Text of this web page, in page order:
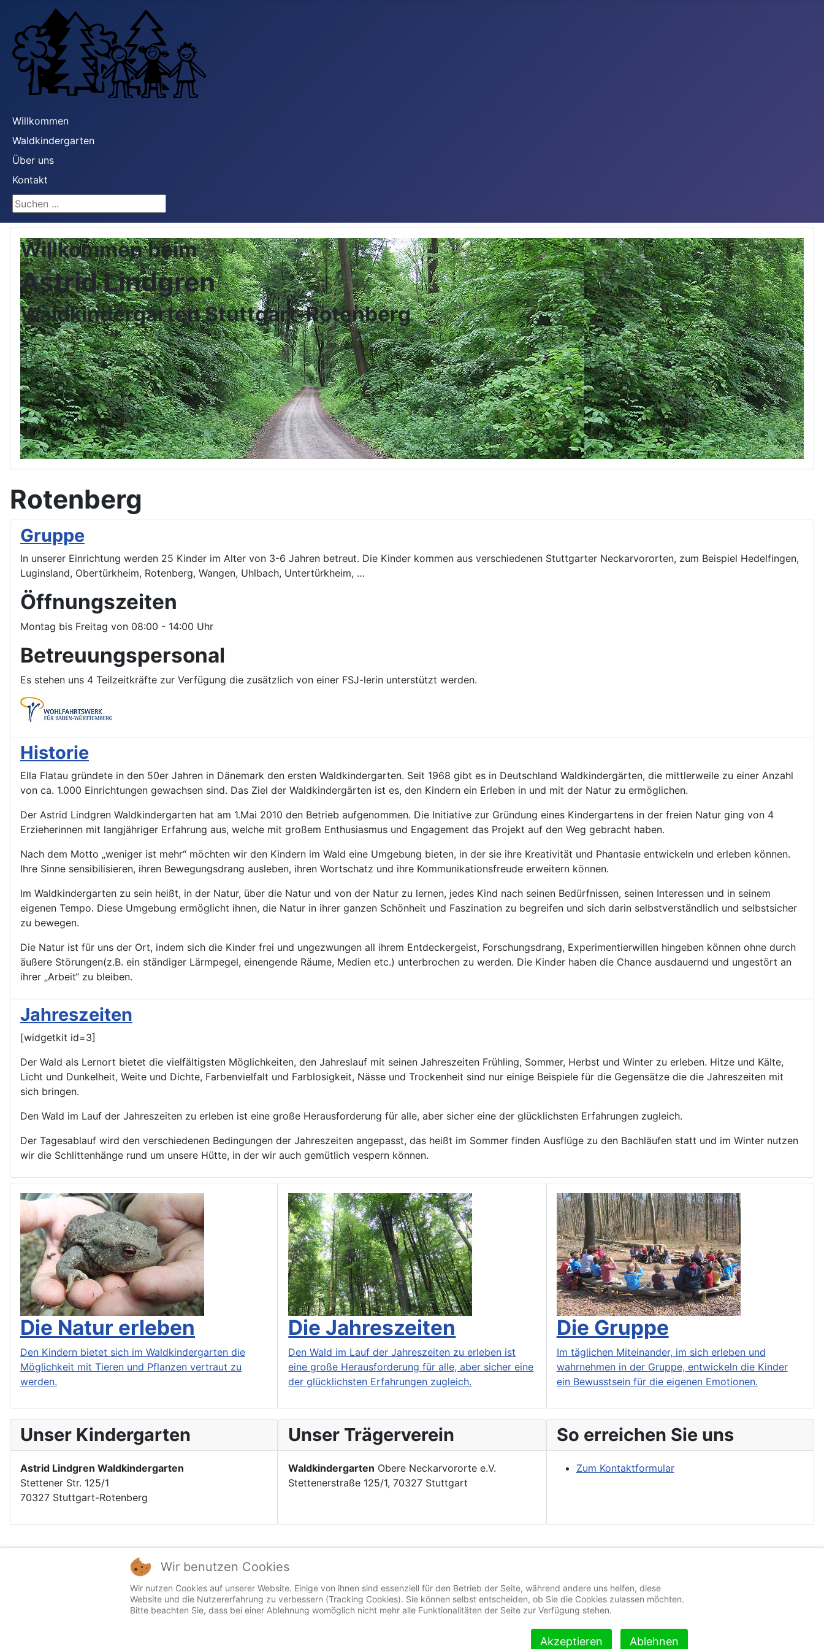
Willkommen
Waldkindergarten
Über uns
Kontakt
Suchen ...
Willkommen beim
Astrid Lindgren
Waldkindergarten Stuttgart-Rotenberg
Rotenberg
Gruppe
In unserer Einrichtung werden 25 Kinder im Alter von 3-6 Jahren betreut. Die Kinder kommen aus verschiedenen Stuttgarter Neckarvororten, zum Beispiel Hedelfingen,
Luginsland, Obertürkheim, Rotenberg, Wangen, Uhlbach, Untertürkheim, …
Öffnungszeiten
Montag bis Freitag von 08:00 - 14:00 Uhr
Betreuungspersonal
Es stehen uns 4 Teilzeitkräfte zur Verfügung die zusätzlich von einer FSJ-lerin unterstützt werden.
Historie
Ella Flatau gründete in den 50er Jahren in Dänemark den ersten Waldkindergarten. Seit 1968 gibt es in Deutschland Waldkindergärten, die mittlerweile zu einer Anzahl
von ca. 1.000 Einrichtungen gewachsen sind. Das Ziel der Waldkindergärten ist es, den Kindern ein Erleben in und mit der Natur zu ermöglichen.
Der Astrid Lindgren Waldkindergarten hat am 1.Mai 2010 den Betrieb aufgenommen. Die Initiative zur Gründung eines Kindergartens in der freien Natur ging von 4
Erzieherinnen mit langjähriger Erfahrung aus, welche mit großem Enthusiasmus und Engagement das Projekt auf den Weg gebracht haben.
Nach dem Motto „weniger ist mehr“ möchten wir den Kindern im Wald eine Umgebung bieten, in der sie ihre Kreativität und Phantasie entwickeln und erleben können.
Ihre Sinne sensibilisieren, ihren Bewegungsdrang ausleben, ihren Wortschatz und ihre Kommunikationsfreude erweitern können.
Im Waldkindergarten zu sein heißt, in der Natur, über die Natur und von der Natur zu lernen, jedes Kind nach seinen Bedürfnissen, seinen Interessen und in seinem
eigenen Tempo. Diese Umgebung ermöglicht ihnen, die Natur in ihrer ganzen Schönheit und Faszination zu begreifen und sich darin selbstverständlich und selbstsicher
zu bewegen.
Die Natur ist für uns der Ort, indem sich die Kinder frei und ungezwungen all ihrem Entdeckergeist, Forschungsdrang, Experimentierwillen hingeben können ohne durch
äußere Störungen(z.B. ein ständiger Lärmpegel, einengende Räume, Medien etc.) unterbrochen zu werden. Die Kinder haben die Chance ausdauernd und ungestört an
ihrer „Arbeit“ zu bleiben.
Jahreszeiten
[widgetkit id=3]
Der Wald als Lernort bietet die vielfältigsten Möglichkeiten, den Jahreslauf mit seinen Jahreszeiten Frühling, Sommer, Herbst und Winter zu erleben. Hitze und Kälte,
Licht und Dunkelheit, Weite und Dichte, Farbenvielfalt und Farblosigkeit, Nässe und Trockenheit sind nur einige Beispiele für die Gegensätze die die Jahreszeiten mit
sich bringen.
Den Wald im Lauf der Jahreszeiten zu erleben ist eine große Herausforderung für alle, aber sicher eine der glücklichsten Erfahrungen zugleich.
Der Tagesablauf wird den verschiedenen Bedingungen der Jahreszeiten angepasst, das heißt im Sommer finden Ausflüge zu den Bachläufen statt und im Winter nutzen
wir die Schlittenhänge rund um unsere Hütte, in der wir auch gemütlich vespern können.
Die Natur erleben
Den Kindern bietet sich im Waldkindergarten die
Möglichkeit mit Tieren und Pflanzen vertraut zu
werden.
Die Jahreszeiten
Den Wald im Lauf der Jahreszeiten zu erleben ist
eine große Herausforderung für alle, aber sicher eine
der glücklichsten Erfahrungen zugleich.
Die Gruppe
Im täglichen Miteinander, im sich erleben und
wahrnehmen in der Gruppe, entwickeln die Kinder
ein Bewusstsein für die eigenen Emotionen.
Unser Kindergarten
Astrid Lindgren Waldkindergarten
Stettener Str. 125/1
70327 Stuttgart-Rotenberg
Unser Trägerverein
Waldkindergarten Obere Neckarvororte e.V.
Stettenerstraße 125/1, 70327 Stuttgart
So erreichen Sie uns
Zum Kontaktformular
Webdesign: © 2015
Wir benutzen Cookies
Wir nutzen Cookies auf unserer Website. Einige von ihnen sind essenziell für den Betrieb der Seite, während andere uns helfen, diese
Website und die Nutzererfahrung zu verbessern (Tracking Cookies). Sie können selbst entscheiden, ob Sie die Cookies zulassen möchten.
Bitte beachten Sie, dass bei einer Ablehnung womöglich nicht mehr alle Funktionalitäten der Seite zur Verfügung stehen.
Akzeptieren Ablehnen